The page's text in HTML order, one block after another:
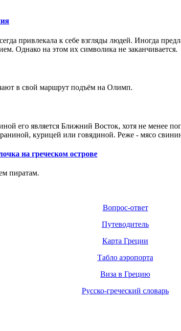
привлекала к себе взгляды людей. Иногда
Однако на этом их символика не заканчивается.
в свой маршрут подъём на Олимп.
его является Ближний Восток, хотя не менее
курицей или говядиной. Реже - мясо
на греческом острове
пиратам.
Вопрос-ответ
Путеводитель
Карта Греции
Табло аэропорта
Виза в Грецию
Русско-греческий словарь